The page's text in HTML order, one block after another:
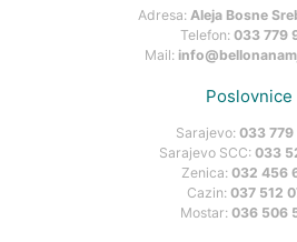
Adresa: Aleja Bosne
Telefon: 033 779
Mail:
Poslovnice
Sarajevo: 033 779
Sarajevo SCC: 033
Zenica: 032 456
Cazin: 037 512
Mostar: 036 506